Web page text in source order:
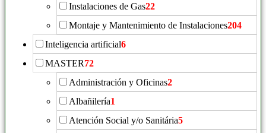
Instalaciones de Gas22
Montaje y Mantenimiento de Instalaciones204
Inteligencia artificial6
MASTER72
Administración y Oficinas2
Albañilería1
Atención Social y/o Sanitária5